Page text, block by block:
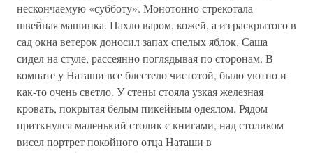
нескончаемую «субботу». Монотонно стрекотала
швейная машинка. Пахло варом, кожей, а из раскрытого в
сад окна ветерок доносил запах спелых яблок. Саша
сидел на стуле, рассеянно поглядывая по сторонам. В
комнате у Наташи все блестело чистотой, было уютно и
как-то очень светло. У стены стояла узкая железная
кровать, покрытая белым пикейным одеялом. Рядом
приткнулся маленький столик с книгами, над столиком
висел портрет покойного отца Наташи в